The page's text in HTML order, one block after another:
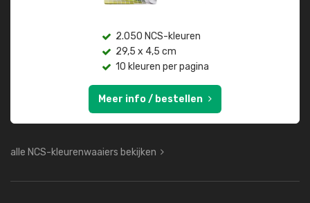
2.050 NCS-kleuren
29,5 x 4,5 cm
10 kleuren per pagina
Meer info / bestellen
alle NCS-kleurenwaaiers bekijken